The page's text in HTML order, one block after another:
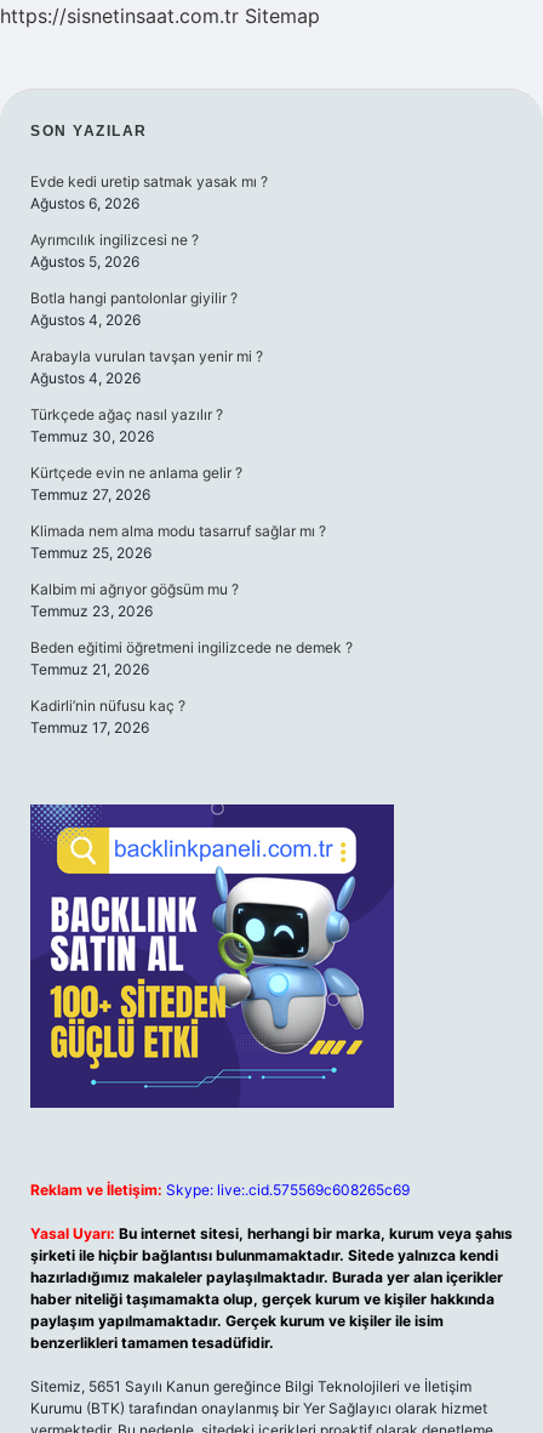
https://sisnetinsaat.com.tr Sitemap
SIDEBAR
SON YAZILAR
Evde kedi uretip satmak yasak mı ?
Ağustos 6, 2026
Ayrımcılık ingilizcesi ne ?
Ağustos 5, 2026
Botla hangi pantolonlar giyilir ?
Ağustos 4, 2026
Arabayla vurulan tavşan yenir mi ?
Ağustos 4, 2026
Türkçede ağaç nasıl yazılır ?
Temmuz 30, 2026
Kürtçede evin ne anlama gelir ?
Temmuz 27, 2026
Klimada nem alma modu tasarruf sağlar mı ?
Temmuz 25, 2026
Kalbim mi ağrıyor göğsüm mu ?
Temmuz 23, 2026
Beden eğitimi öğretmeni ingilizcede ne demek ?
Temmuz 21, 2026
Kadirli’nin nüfusu kaç ?
Temmuz 17, 2026
Reklam ve İletişim: Skype: live:.cid.575569c608265c69
Yasal Uyarı: Bu internet sitesi, herhangi bir marka, kurum veya şahıs
şirketi ile hiçbir bağlantısı bulunmamaktadır. Sitede yalnızca kendi
hazırladığımız makaleler paylaşılmaktadır. Burada yer alan içerikler
haber niteliği taşımamakta olup, gerçek kurum ve kişiler hakkında
paylaşım yapılmamaktadır. Gerçek kurum ve kişiler ile isim
benzerlikleri tamamen tesadüfidir.
Sitemiz, 5651 Sayılı Kanun gereğince Bilgi Teknolojileri ve İletişim
Kurumu (BTK) tarafından onaylanmış bir Yer Sağlayıcı olarak hizmet